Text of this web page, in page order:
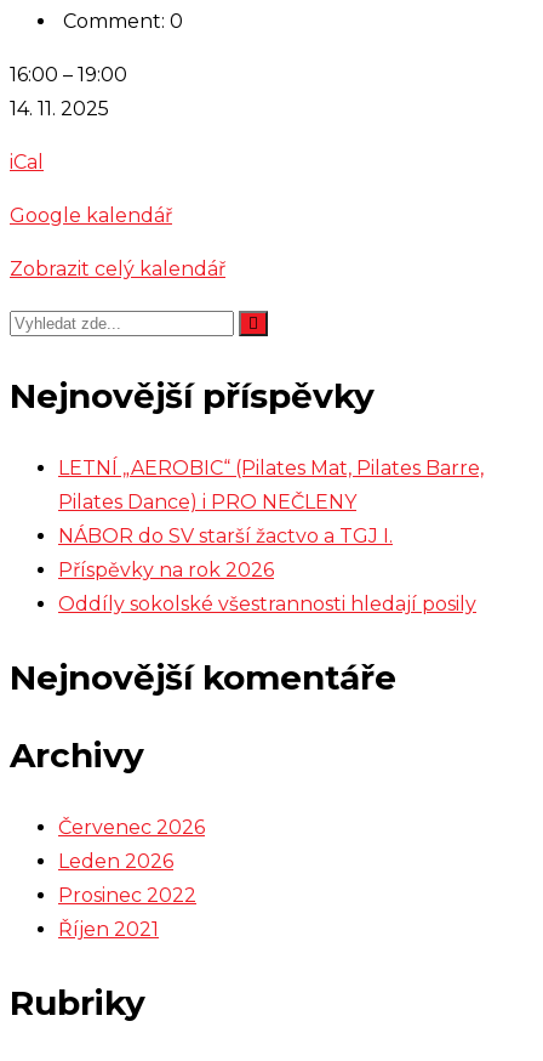
Comment: 0
Župa
Barákova
posletové
setkání
16:00 – 19:00
14. 11. 2025
iCal
Google kalendář
Zobrazit celý kalendář
Nejnovější příspěvky
LETNÍ „AEROBIC“ (Pilates Mat, Pilates Barre,
Pilates Dance) i PRO NEČLENY
NÁBOR do SV starší žactvo a TGJ I.
Příspěvky na rok 2026
Oddíly sokolské všestrannosti hledají posily
Nejnovější komentáře
Archivy
Červenec 2026
Leden 2026
Prosinec 2022
Říjen 2021
Rubriky